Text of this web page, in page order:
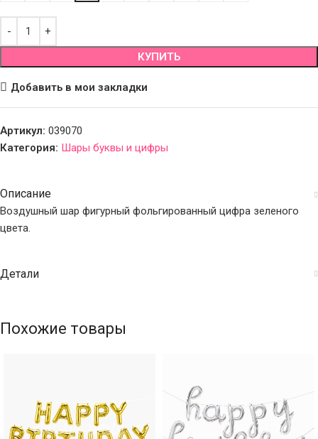
КУПИТЬ
Добавить в мои закладки
Артикул: 039070
Категория: Шары буквы и цифры
Описание
Воздушный шар фигурный фольгированный цифра зеленого
цвета.
Детали
Похожие товары